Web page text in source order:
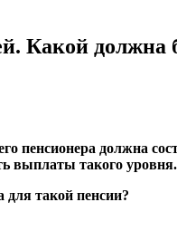
Какой должна
пенсионера должна
выплаты такого уровня.